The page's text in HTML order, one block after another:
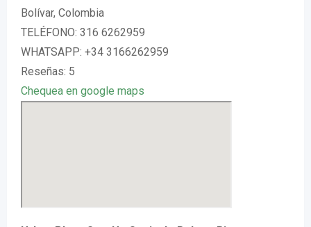
Bolívar, Colombia
TELÉFONO: 316 6262959
WHATSAPP: +34 3166262959
Reseñas: 5
Chequea en google maps